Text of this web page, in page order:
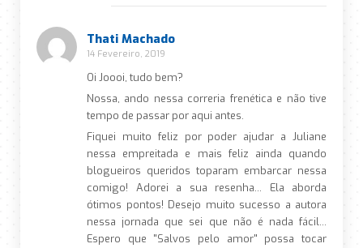
Thati Machado
14 Fevereiro, 2019
Oi Joooi, tudo bem?
Nossa, ando nessa correria frenética e não tive
tempo de passar por aqui antes.
Fiquei muito feliz por poder ajudar a Juliane
nessa empreitada e mais feliz ainda quando
blogueiros queridos toparam embarcar nessa
comigo! Adorei a sua resenha… Ela aborda
ótimos pontos! Desejo muito sucesso a autora
nessa jornada que sei que não é nada fácil…
Espero que "Salvos pelo amor" possa tocar